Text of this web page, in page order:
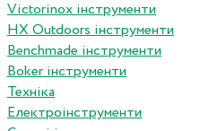
Victorinox інструменти
HX Outdoors інструменти
Benchmade інструменти
Boker інструменти
Техніка
Електроінструменти